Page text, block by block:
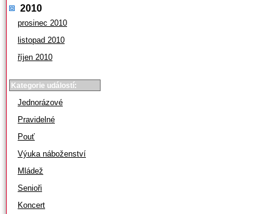
2010
prosinec 2010
listopad 2010
říjen 2010
Kategorie událostí:
Jednorázové
Pravidelné
Pouť
Výuka náboženství
Mládež
Senioři
Koncert